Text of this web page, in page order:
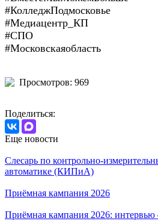
#КолледжПодмосковье
#Медиацентр_КП
#СПО
#Московскаяобласть
Просмотров: 969
Поделиться:
Еще новости
Слесарь по контрольно-
автоматике (КИПиА)
Приёмная кампания 2026
Приёмная кампания 2026: интервью